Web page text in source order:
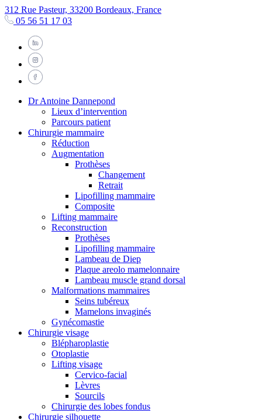
312 Rue Pasteur, 33200 Bordeaux, France
05 56 51 17 03
Dr Antoine Dannepond
Lieux d’intervention
Parcours patient
Chirurgie mammaire
Réduction
Augmentation
Prothèses
Changement
Retrait
Lipofilling mammaire
Composite
Lifting mammaire
Reconstruction
Prothèses
Lipofilling mammaire
Lambeau de Diep
Plaque areolo mamelonnaire
Lambeau muscle grand dorsal
Malformations mammaires
Seins tubéreux
Mamelons invaginés
Gynécomastie
Chirurgie visage
Blépharoplastie
Otoplastie
Lifting visage
Cervico-facial
Lèvres
Sourcils
Chirurgie des lobes fondus
Chirurgie silhouette